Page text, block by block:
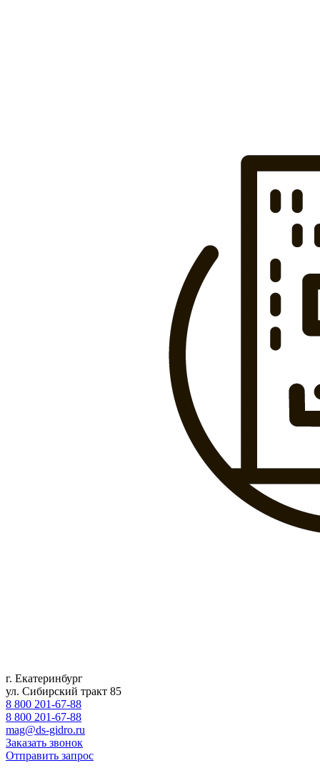
г. Екатеринбург
ул. Сибирский тракт 85
8 800 201-67-88
8 800 201-67-88
mag@ds-gidro.ru
Заказать звонок
Отправить запрос